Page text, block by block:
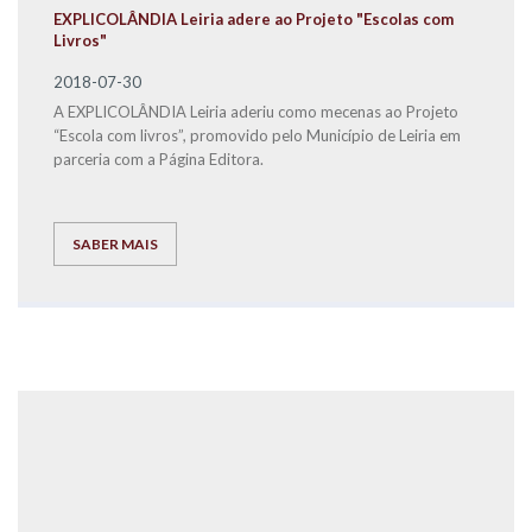
EXPLICOLÂNDIA Leiria adere ao Projeto "Escolas com
Livros"
2018-07-30
A EXPLICOLÂNDIA Leiria aderiu como mecenas ao Projeto
“Escola com livros”, promovido pelo Município de Leiria em
parceria com a Página Editora.
SABER MAIS